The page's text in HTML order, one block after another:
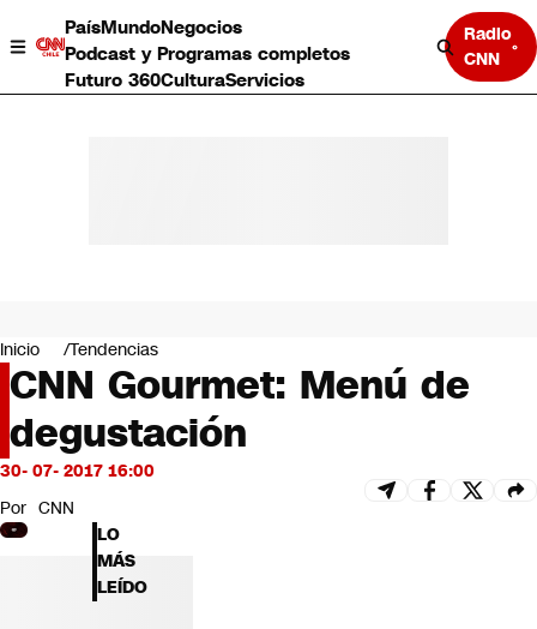
PaísMundoNegocios
Podcast y Programas completos
Futuro 360CulturaServicios
Radio
CNN
Negocios
Deportes
Programas completos
Cultura
Servicios
Bits
CNN Data
CNN tiempo
Futuro 360
Inicio Tendencias
CNN Gourmet: Menú de
degustación
30- 07- 2017 16:00
Por CNN
LO
MÁS
LEÍDO